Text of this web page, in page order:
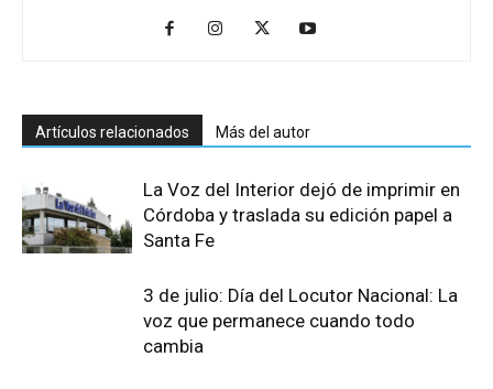
Artículos relacionados Más del autor
La Voz del Interior dejó de imprimir en
Córdoba y traslada su edición papel a
Santa Fe
3 de julio: Día del Locutor Nacional: La
voz que permanece cuando todo
cambia